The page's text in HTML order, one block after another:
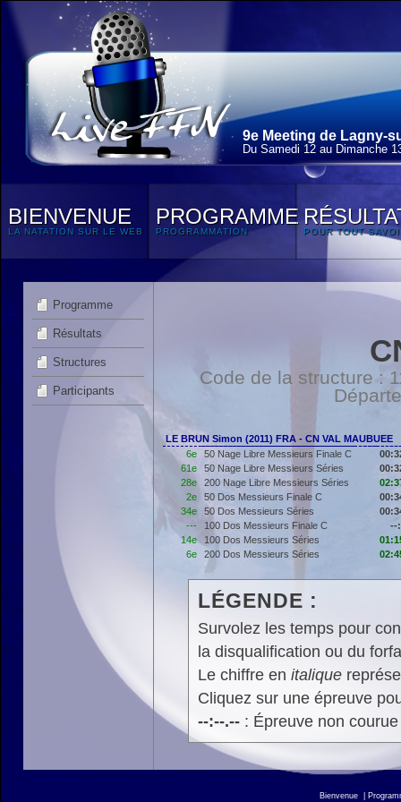
9e Meeting de Lagny-
Du Samedi 12 au Dimanche
BIENVENUE
LA NATATION SUR LE WEB
PROGRAMME
PROGRAMMATION POUR TOUT
Programme
Résultats
Structures
Participants
Code de la structure :
LE BRUN Simon (2011) FRA - CN VAL MAUBUEE
6e
50 Nage Libre Messieurs Finale C
61e
50 Nage Libre Messieurs Séries
28e
200 Nage Libre Messieurs Séries
2e
50 Dos Messieurs Finale C
34e
50 Dos Messieurs Séries
---
100 Dos Messieurs Finale C
--
14e
100 Dos Messieurs Séries
6e
200 Dos Messieurs Séries
LÉGENDE :
Survolez les temps pour
la disqualification ou du
Le chiffre en italique
Cliquez sur une épreuve
--:--.--: Épreuve non
Bienvenue